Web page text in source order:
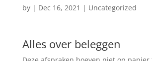
by | Dec 16, 2021 | Uncategorized
Alles over beleggen